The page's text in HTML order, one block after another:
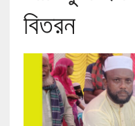
বিতরন